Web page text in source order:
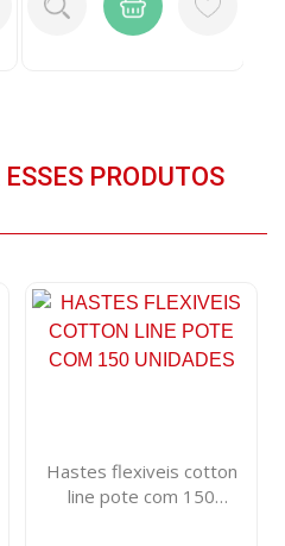
ESSES PRODUTOS
Hastes flexiveis cotton
line pote com 150